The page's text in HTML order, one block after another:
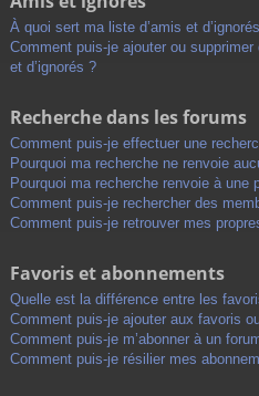
À quoi sert ma liste d’amis et
Comment puis-je ajouter ou
et d’ignorés ?
Recherche dans les forums
Comment puis-je effectuer une
Pourquoi ma recherche ne renvoie
Pourquoi ma recherche renvoie à une
Comment puis-je rechercher des
Comment puis-je retrouver mes
Favoris et abonnements
Quelle est la différence entre les
Comment puis-je ajouter aux favoris
Comment puis-je m’abonner à un
Comment puis-je résilier mes